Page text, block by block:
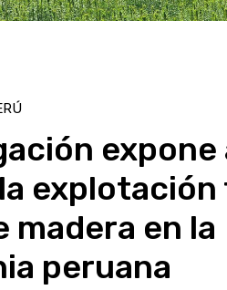
expone
madera en la
peruana